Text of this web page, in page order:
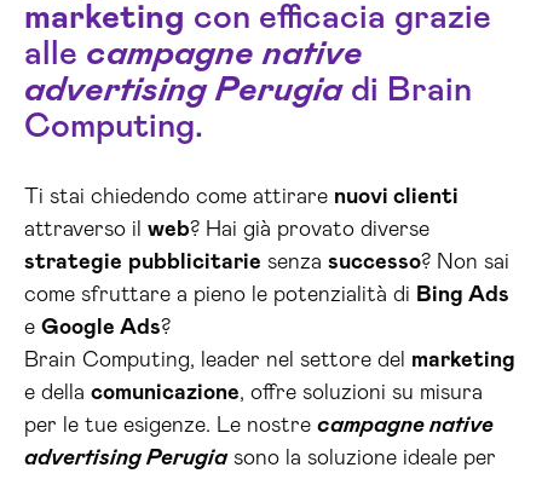
marketing con efficacia grazie
alle campagne native
advertising Perugiadi Brain
Computing.
Ti stai chiedendo come attirare nuovi clienti
attraverso il web? Hai già provato diverse
strategie pubblicitarie senza successo? Non sai
come sfruttare a pieno le potenzialità di Bing Ads
e Google Ads?
Brain Computing, leader nel settore del marketing
e della comunicazione, offre soluzioni su misura
per le tue esigenze. Le nostre campagne native
advertising Perugiasono la soluzione ideale per